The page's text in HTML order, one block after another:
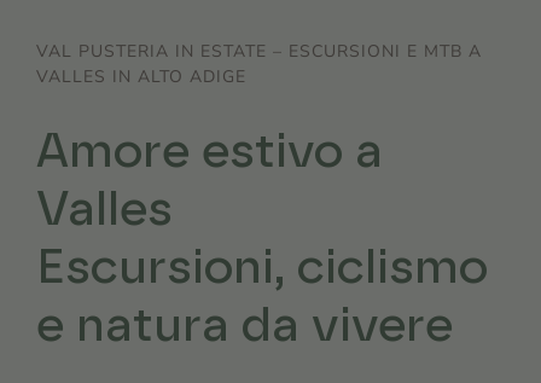
VAL PUSTERIA IN ESTATE – ESCURSIONI E MTB A
VALLES IN ALTO ADIGE
Amore estivo a
Valles
Escursioni, ciclismo
e natura da vivere